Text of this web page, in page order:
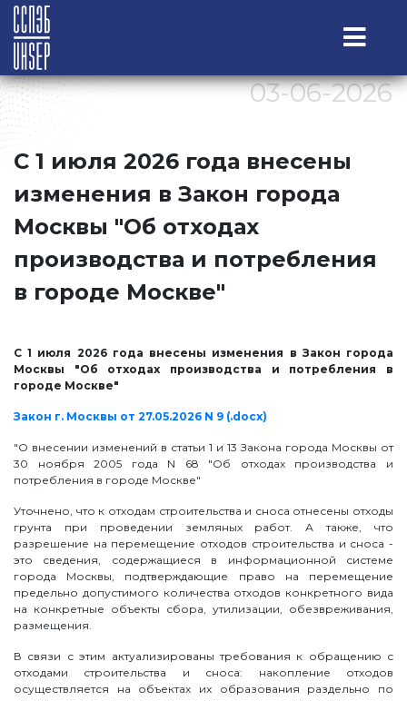
03-06-2026
С 1 июля 2026 года внесены
изменения в Закон города
Москвы "Об отходах
производства и потребления
в городе Москве"
С 1 июля 2026 года внесены изменения в Закон города
Москвы "Об отходах производства и потребления в
городе Москве"
Закон г. Москвы от 27.05.2026 N 9 (.docx)
"О внесении изменений в статьи 1 и 13 Закона города Москвы от
30 ноября 2005 года N 68 "Об отходах производства и
потребления в городе Москве"
Уточнено, что к отходам строительства и сноса отнесены отходы
грунта при проведении земляных работ. А также, что
разрешение на перемещение отходов строительства и сноса -
это сведения, содержащиеся в информационной системе
города Москвы, подтверждающие право на перемещение
предельно допустимого количества отходов конкретного вида
на конкретные объекты сбора, утилизации, обезвреживания,
размещения.
В связи с этим актуализированы требования к обращению с
отходами строительства и сноса: накопление отходов
осуществляется на объектах их образования раздельно по